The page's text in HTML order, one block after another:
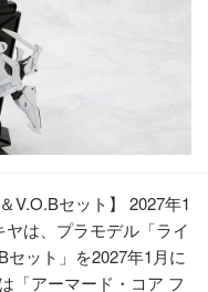
V.O.Bセット】 2027年1
は、プラモデル「ライ
セット」を2027年1月に
「アーマード・コア フ